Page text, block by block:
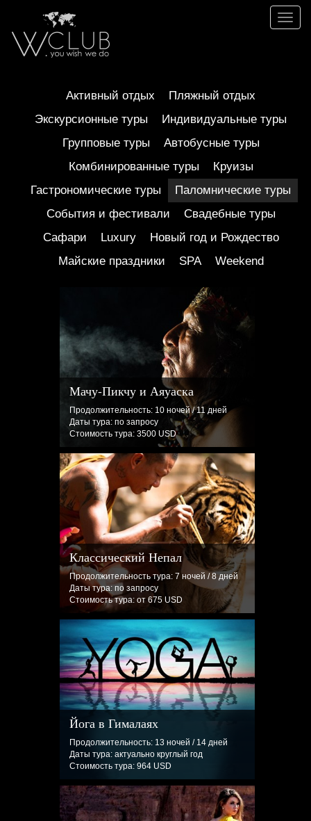
Toggle
Активный отдых
Пляжный отдых
Экскурсионные туры
Индивидуальные туры
Групповые туры
Автобусные туры
Комбинированные туры
Круизы
Гастрономические туры
Паломнические туры
События и фестивали
Свадебные туры
Сафари
Luxury
Новый год и Рождество
Майские праздники
SPA Weekend
Мачу-Пикчу и Аяуаска
Продолжительность: 10 ночей / 11 дней
Даты тура: по запросу
Стоимость тура: 3500 USD
Классический Непал
Продолжительность тура: 7 ночей / 8 дней
Даты тура: по запросу
Стоимость тура: от 675 USD
Йога в Гималаях
Продолжительность: 13 ночей / 14 дней
Даты тура: актуально круглый год
Стоимость тура: 964 USD